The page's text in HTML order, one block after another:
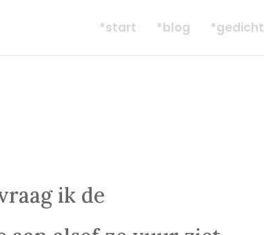
*start *blog *gedicht
ik de